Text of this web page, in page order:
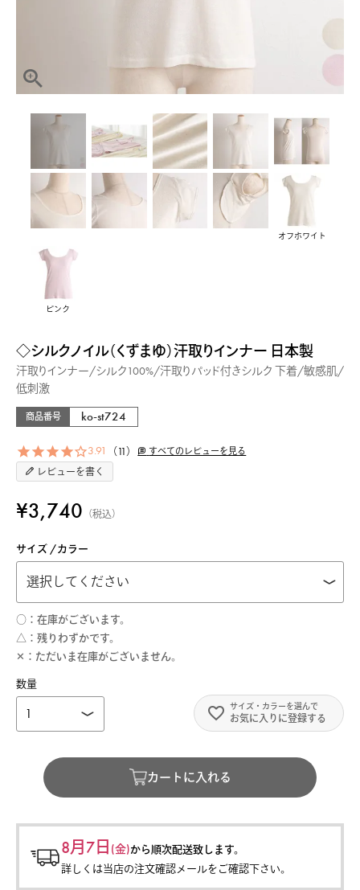
オフホワイト
ピンク
汗取りインナー/シルク100%/汗取りパッド付きシルク 下着/敏感肌/
低刺激
◇シルクノイル（くずまゆ）汗取りインナー 日本製
商品番号 ko-st724
3.91 11 すべてのレビューを見る
レビューを書く
¥3,740 税込
サイズ カラー
○
在庫がございます。
△
残りわずかです。
✕
ただいま在庫がございません。
お気に入りに登録する
カートに入れる
8月7日 (金)から順次配送致します。
詳しくは当店の注文確認メールをご確認下さい。